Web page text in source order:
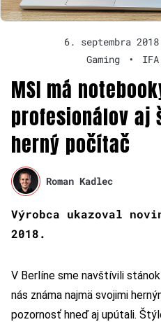
6. septembra 2018
Gaming
• IFA
MSI má
profesionálov aj
herný počítač
Roman Kadlec
Výrobca ukazoval
2018.
V Berlíne sme navštívili
nás známa najmä svojimi
pozornosť hneď aj upútali.